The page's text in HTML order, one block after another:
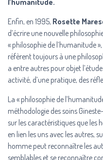
l’humanitude.
Enfin, en 1995, Rosette
d’écrire une nouvelle
« philosophie de l’humanitude
réfèrent toujours à une
a entre autres pour objet
activité, d’une pratique, des
La « philosophie de
méthodologie des soins
sur les caractéristiques que les
en lien les uns avec les autres,
homme peut reconnaître les
semblables et se reconnaître